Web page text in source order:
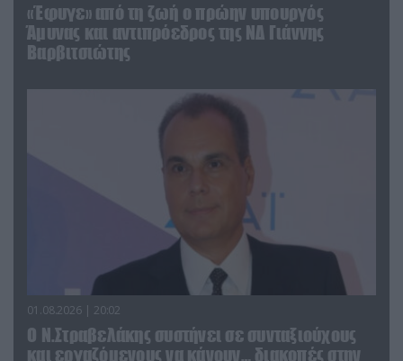
«Έφυγε» από τη ζωή ο πρώην υπουργός
Άμυνας και αντιπρόεδρος της ΝΔ Γιάννης
Βαρβιτσιώτης
01.08.2026 | 20:02
Ο Ν.Στραβελάκης συστήνει σε συνταξιούχους
και εργαζόμενους να κάνουν… διακοπές στην